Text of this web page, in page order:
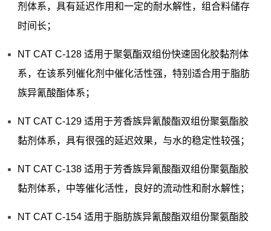
剂体系，具有延迟作用和一定的耐水解性，组合料储存
时间长；
NT CAT C-128 适用于聚氨酯双组份快速固化胶黏剂体
系，在该系列催化剂中催化活性强，特别适合用于脂肪
族异氰酸酯体系；
NT CAT C-129 适用于芳香族异氰酸酯双组份聚氨酯胶
黏剂体系，具有很强的延迟效果，与水的稳定性较强；
NT CAT C-138 适用于芳香族异氰酸酯双组份聚氨酯胶
黏剂体系，中等催化活性，良好的流动性和耐水解性；
NT CAT C-154 适用于脂肪族异氰酸酯双组份聚氨酯胶